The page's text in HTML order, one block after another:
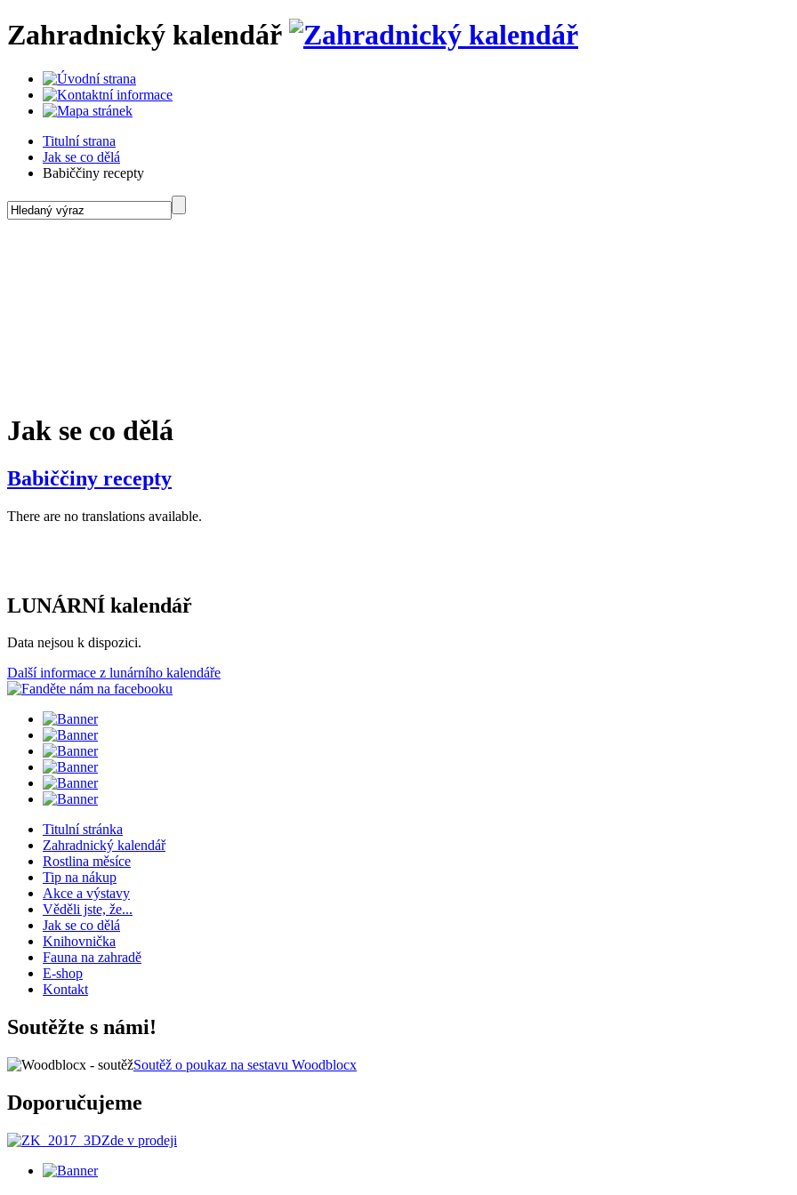
Zahradnický kalendář
Titulní strana
Jak se co dělá
Babiččiny recepty
Jak se co dělá
Babiččiny recepty
There are no translations available.
LUNÁRNÍ kalendář
Data nejsou k dispozici.
Další informace z lunárního kalendáře
Titulní stránka
Zahradnický kalendář
Rostlina měsíce
Tip na nákup
Akce a výstavy
Věděli jste, že...
Jak se co dělá
Knihovnička
Fauna na zahradě
E-shop
Kontakt
Soutěžte s námi!
Soutěž o poukaz na sestavu Woodblocx
Doporučujeme
Zde v prodeji